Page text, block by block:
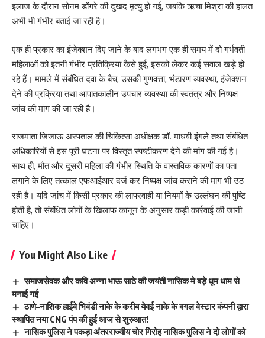
इलाज के दौरान सोनम डोंगरे की दुखद मृत्यु हो गई, जबकि ऋचा मिश्रा की हालत
अभी भी गंभीर बताई जा रही है।
एक ही प्रकार का इंजेक्शन दिए जाने के बाद लगभग एक ही समय में दो गर्भवती
महिलाओं को इतनी गंभीर प्रतिक्रिया कैसे हुई, इसको लेकर कई सवाल खड़े हो
रहे हैं। मामले में संबंधित दवा के बैच, उसकी गुणवत्ता, भंडारण व्यवस्था, इंजेक्शन
देने की प्रक्रिया तथा आपातकालीन उपचार व्यवस्था की स्वतंत्र और निष्पक्ष
जांच की मांग की जा रही है।
राजमाता जिजाऊ अस्पताल की चिकित्सा अधीक्षक डॉ. माधवी इंगले तथा संबंधित
अधिकारियों से इस पूरी घटना पर विस्तृत स्पष्टीकरण देने की मांग की गई है।
साथ ही, मौत और दूसरी महिला की गंभीर स्थिति के वास्तविक कारणों का पता
लगाने के लिए तत्काल एफआईआर दर्ज कर निष्पक्ष जांच कराने की मांग भी उठ
रही है। यदि जांच में किसी प्रकार की लापरवाही या नियमों के उल्लंघन की पुष्टि
होती है, तो संबंधित लोगों के खिलाफ कानून के अनुसार कड़ी कार्रवाई की जानी
चाहिए।
You Might Also Like
समाजसेवक और कवि अन्ना भाऊ साठे की जयंती नासिक मे बड़े धूम धाम से
मनाई गई
ठाणे–नाशिक हाईवे भिवंडी नाके के करीब येवई नाके के बगल वेस्टार कंपनी द्वारा
स्थापित नया CNG पंप की हुई आज से शुरुआत!
नासिक पुलिस ने पकड़ा अंतरराज्यीय चोर गिरोह नासिक पुलिस ने दो लोगों को